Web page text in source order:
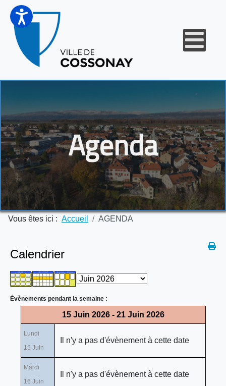
Agenda
Vous êtes ici : Accueil AGENDA
Calendrier
Évènements pendant la semaine :
15 Juin 2026 - 21 Juin 2026
Lundi
15 Juin
Il n'y a pas d'évènement à cette date
Mardi
16 Juin
Il n'y a pas d'évènement à cette date